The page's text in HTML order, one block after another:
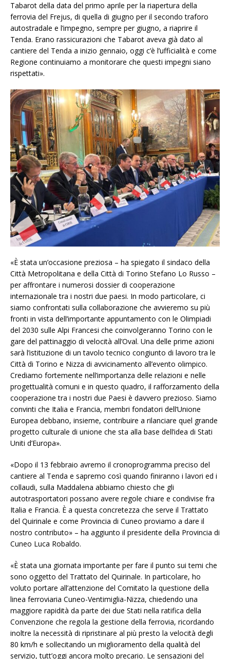
Tabarot della data del primo aprile per la riapertura della
ferrovia del Frejus, di quella di giugno per il secondo traforo
autostradale e l’impegno, sempre per giugno, a riaprire il
Tenda. Erano rassicurazioni che Tabarot aveva già dato al
cantiere del Tenda a inizio gennaio, oggi c’è l’ufficialità e come
Regione continuiamo a monitorare che questi impegni siano
rispettati».
«È stata un’occasione preziosa – ha spiegato il sindaco della
Città Metropolitana e della Città di Torino Stefano Lo Russo –
per affrontare i numerosi dossier di cooperazione
internazionale tra i nostri due paesi. In modo particolare, ci
siamo confrontati sulla collaborazione che avvieremo su più
fronti in vista dell’importante appuntamento con le Olimpiadi
del 2030 sulle Alpi Francesi che coinvolgeranno Torino con le
gare del pattinaggio di velocità all’Oval. Una delle prime azioni
sarà l’istituzione di un tavolo tecnico congiunto di lavoro tra le
Città di Torino e Nizza di avvicinamento all’evento olimpico.
Crediamo fortemente nell’importanza delle relazioni e nelle
progettualità comuni e in questo quadro, il rafforzamento della
cooperazione tra i nostri due Paesi è davvero prezioso. Siamo
convinti che Italia e Francia, membri fondatori dell’Unione
Europea debbano, insieme, contribuire a rilanciare quel grande
progetto culturale di unione che sta alla base dell’idea di Stati
Uniti d’Europa».
«Dopo il 13 febbraio avremo il cronoprogramma preciso del
cantiere al Tenda e sapremo così quando finiranno i lavori ed i
collaudi, sulla Maddalena abbiamo chiesto che gli
autotrasportatori possano avere regole chiare e condivise fra
Italia e Francia. È a questa concretezza che serve il Trattato
del Quirinale e come Provincia di Cuneo proviamo a dare il
nostro contributo» – ha aggiunto il presidente della Provincia di
Cuneo Luca Robaldo.
«È stata una giornata importante per fare il punto sui temi che
sono oggetto del Trattato del Quirinale. In particolare, ho
voluto portare all’attenzione del Comitato la questione della
linea ferroviaria Cuneo-Ventimiglia-Nizza, chiedendo una
maggiore rapidità da parte dei due Stati nella ratifica della
Convenzione che regola la gestione della ferrovia, ricordando
inoltre la necessità di ripristinare al più presto la velocità degli
80 km/h e sollecitando un miglioramento della qualità del
servizio, tutt’oggi ancora molto precario. Le sensazioni del